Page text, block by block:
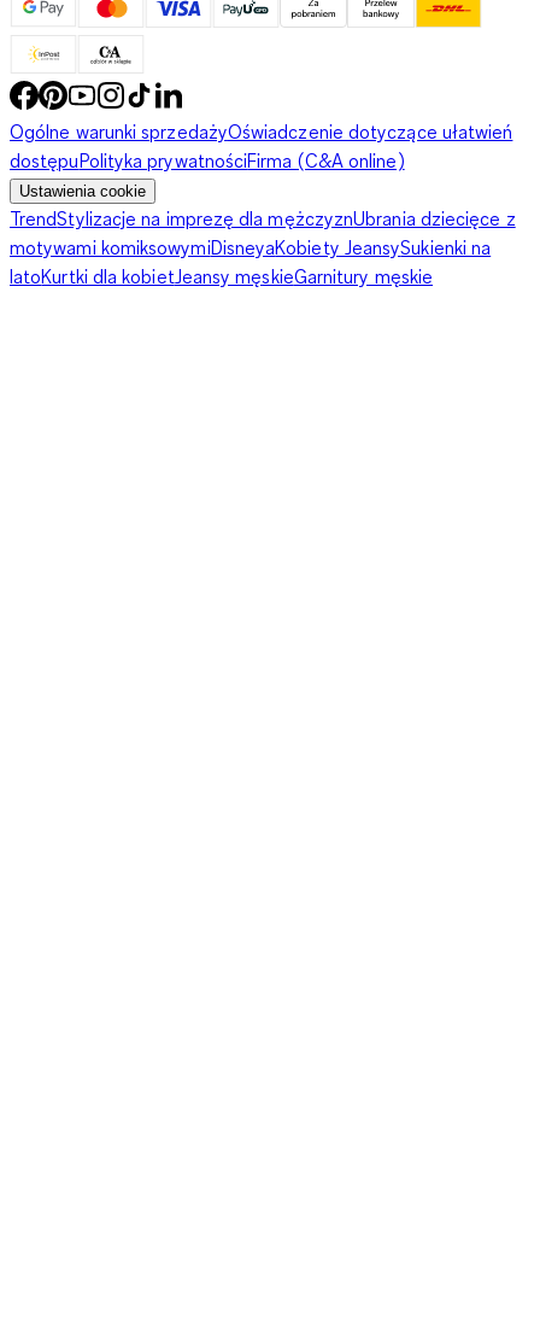
Ogólne warunki sprzedażyOświadczenie dotyczące ułatwień
dostępuPolityka prywatnościFirma (C&A online)
Ustawienia cookie
TrendStylizacje na imprezę dla mężczyznUbrania dziecięce z
motywami komiksowymiDisneyaKobiety JeansySukienki na
latoKurtki dla kobiet Jeansy męskieGarnitury męskie